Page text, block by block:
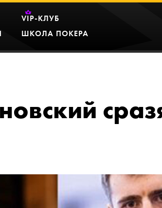
VIP-КЛУБ
ШКОЛА ПОКЕРА